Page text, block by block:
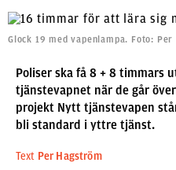
Glock 19 med vapenlampa. Foto:
Poliser ska få 8 + 8 timmars
tjänstevapnet när de går
projekt Nytt tjänstevapen
bli standard i yttre tjänst.
Text Per Hagström